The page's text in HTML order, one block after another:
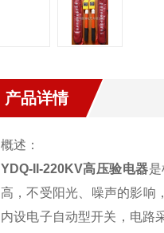
产品详情
概述：
YDQ-II-220KV高压验电器
高，不受阳光、噪声的影响
内设电子自动型开关，电路